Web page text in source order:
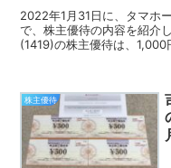
2022年1月31日に、タマホ
で、株主優待の内容を紹介
(1419)の株主優待は、
株主優待